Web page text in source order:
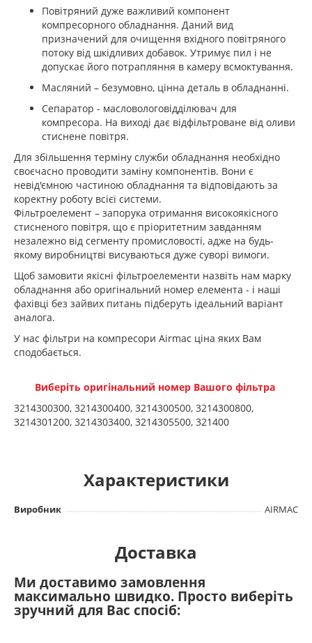
Повітряний дуже важливий компонент
компресорного обладнання. Даний вид
призначений для очищення вхідного повітряного
потоку від шкідливих добавок. Утримує пил і не
допускає його потрапляння в камеру всмоктування.
Масляний – безумовно, цінна деталь в обладнанні.
Сепаратор - масловологовідділювач для
компресора. На виході дає відфільтроване від оливи
стиснене повітря.
Для збільшення терміну служби обладнання необхідно
своєчасно проводити заміну компонентів. Вони є
невід'ємною частиною обладнання та відповідають за
коректну роботу всієї системи.
Фільтроелемент – запорука отримання високоякісного
стисненого повітря, що є пріоритетним завданням
незалежно від сегменту промисловості, адже на будь-
якому виробництві висуваються дуже суворі вимоги.
Щоб замовити якісні фільтроелементи назвіть нам марку
обладнання або оригінальний номер елемента - і наші
фахівці без зайвих питань підберуть ідеальний варіант
аналога.
У нас фільтри на компресори Airmac ціна яких Вам
сподобається.
Виберіть оригінальний номер Вашого фільтра
3214300300, 3214300400, 3214300500, 3214300800,
3214301200, 3214303400, 3214305500, 321400
Характеристики
Виробник AIRMAC
Доставка
Ми доставимо замовлення
максимально швидко. Просто виберіть
зручний для Вас спосіб: